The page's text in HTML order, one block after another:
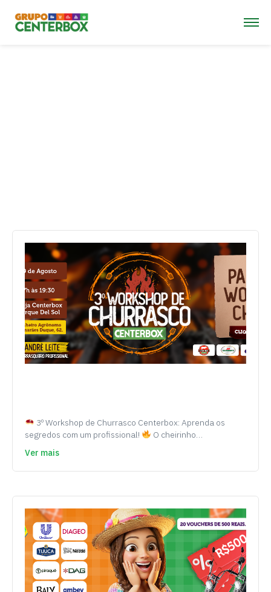
3º Workshop de Churrasco Centerbox: Aprenda os
segredos com um profissional!
O cheirinho…
Ver mais